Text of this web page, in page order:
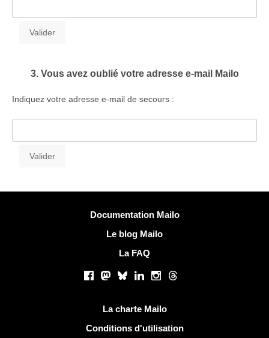
3. Vous avez oublié votre adresse e-mail Mailo
Indiquez votre adresse e-mail de secours :
Plus d'informationsDocumentation Mailo
Le blog Mailo
La FAQ
Réseaux sociaux
Facebook
Mastodon
BlueskyLinkedInInstagram
Threads
La charte Mailo
Conditions d'utilisation